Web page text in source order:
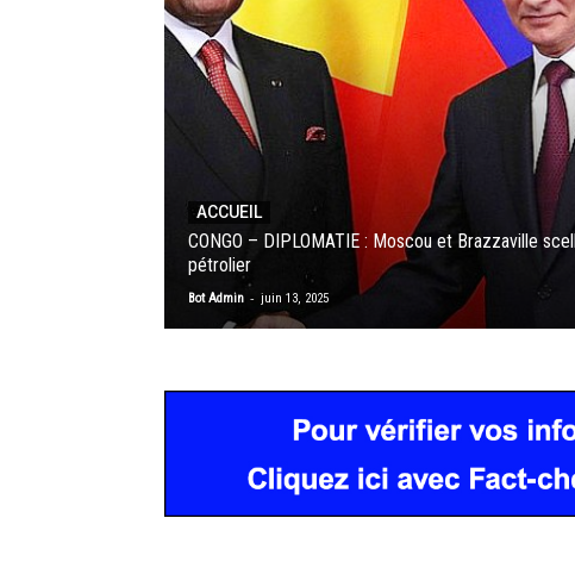
ACCUEIL
CONGO – DIPLOMATIE : Moscou et Brazzaville
pétrolier
Bot Admin - juin 13, 2025